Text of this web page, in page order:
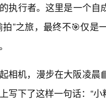
执行者。这里是一个
拍”之旅，最终不🎯仅
相机，漫步在大阪凌
写下了这样一句话：“